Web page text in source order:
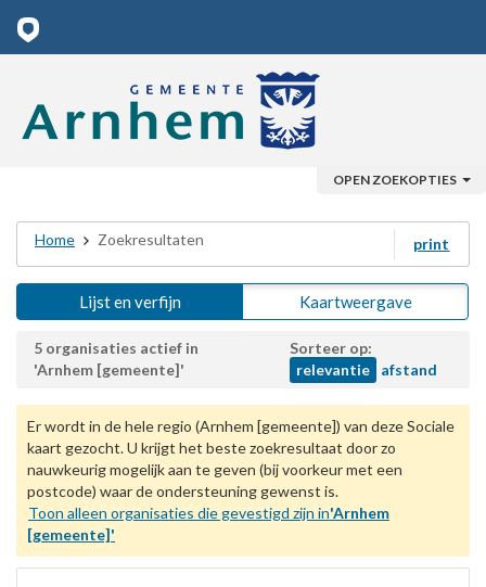
OPEN ZOEKOPTIES
Home Zoekresultaten print
Lijst en verfijn Kaartweergave
5 organisaties actief in
'Arnhem [gemeente]'
Sorteer op:
relevantie
afstand
Er wordt in de hele regio (Arnhem [gemeente]) van deze Sociale
kaart gezocht. U krijgt het beste zoekresultaat door zo
nauwkeurig mogelijk aan te geven (bij voorkeur met een
postcode) waar de ondersteuning gewenst is.
Toon alleen organisaties die gevestigd zijn in'Arnhem
[gemeente]'